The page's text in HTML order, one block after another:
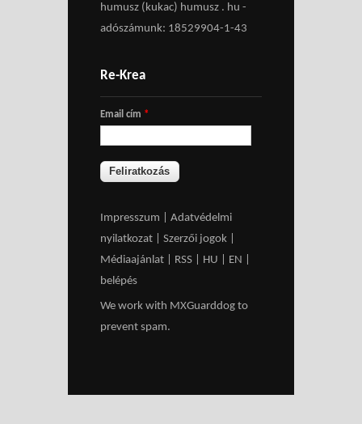
humusz (kukac) humusz . hu -
adószámunk: 18529904-1-43
Re-Krea
Email cím *
Impresszum
Adatvédelmi
nyilatkozat
Szerzői jogok
Médiaajánlat
RSS HU EN
belépés
We work with MXGuarddog to
prevent spam.